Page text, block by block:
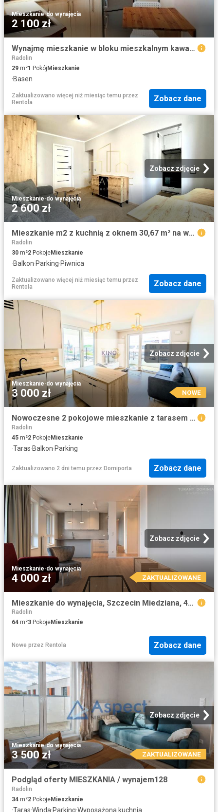
Mieszkanie·do wynajęcia
2 100 zł
Wynajmę mieszkanie w bloku mieszkalnym kawalerka z kuchnią w zabudowie 29 m² Szczecin, Śródmieście Północ
Radolin
29 m²1 PokójMieszkanie
·Basen
Zaktualizowano więcej niż miesiąc temu przez
Rentola
Zobacz dane
Zobacz zdjęcie
Mieszkanie·do wynajęcia
2 600 zł
Mieszkanie m2 z kuchnią z oknem 30,67 m² na wynajem Szczecin, Śródmieście
Radolin
30 m²2 PokojeMieszkanie
·Balkon·Parking·Piwnica
Zaktualizowano więcej niż miesiąc temu przez
Rentola
Zobacz dane
Zobacz zdjęcie
Mieszkanie·do wynajęcia
3 000 zł NOWE
Nowoczesne 2 pokojowe mieszkanie z tarasem i balkonem zapraszam
Radolin
45 m²2 PokojeMieszkanie
·Taras·Balkon·Parking
Zaktualizowano 2 dni temu przez Domiporta Zobacz dane
Zobacz zdjęcie
Mieszkanie·do wynajęcia
4 000 zł ZAKTUALIZOWANE
Mieszkanie do wynajęcia, Szczecin Miedziana, 4000 PLN, 64,28 m2, domy 337/5455/OMW
Radolin
64 m²3 PokojeMieszkanie
Nowe przez Rentola Zobacz dane
Zobacz zdjęcie
Mieszkanie·do wynajęcia
3 500 zł ZAKTUALIZOWANE
Podgląd oferty MIESZKANIA / wynajem128
Radolin
34 m²2 PokojeMieszkanie
·Taras·Winda·Parking·Wyposażona kuchnia